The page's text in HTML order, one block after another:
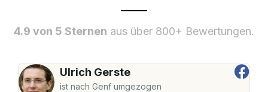
4.9 von 5 Sternen aus über 800+ Bewertungen.
Ulrich Gerste
ist nach Genf umgezogen